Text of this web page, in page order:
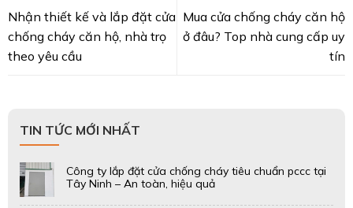
Báo giá cửa chống cháy 60 – 90 – 120 phút tại
Đồng Nai – Cập nhật mới nhất 2026
Top 4 mẫu cửa chống cháy tại Đồng Nai – Đạt
tiết kiệm chi phí